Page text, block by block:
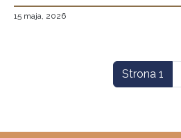
15 maja, 2026
Strona 1